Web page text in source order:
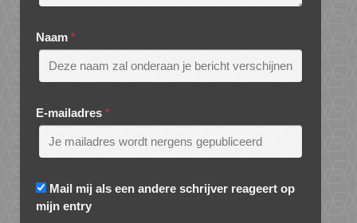
Naam *
E-mailadres *
Mail mij als een andere schrijver reageert op
mijn entry